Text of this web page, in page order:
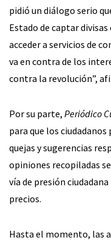
pidió un diálogo serio
Estado de captar
acceder a servicios de
va en contra de los
contra la revolución”,
Por su parte, Periódico
para que los
quejas y sugerencias
opiniones recopiladas
vía de presión
precios.
Hasta el momento, las